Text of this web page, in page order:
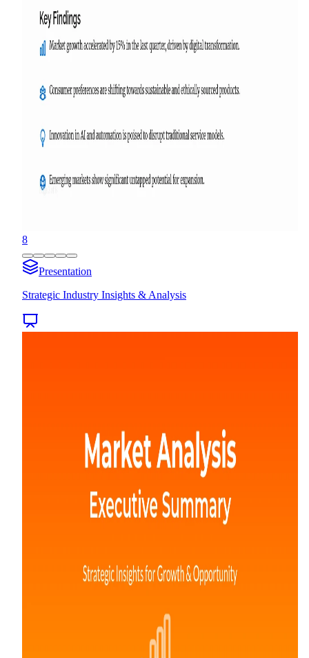
8
Presentation
Strategic Industry Insights & Analysis